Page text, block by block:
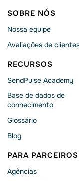
SOBRE NÓS
Nossa equipe
Avaliações de clientes
RECURSOS
SendPulse Academy
Base de dados de
conhecimento
Glossário
Blog
PARA PARCEIROS
Agências